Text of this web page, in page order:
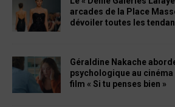
arcades de la Place
dévoiler toutes les
Géraldine Nakache
psychologique au
film « Si tu penses bien »